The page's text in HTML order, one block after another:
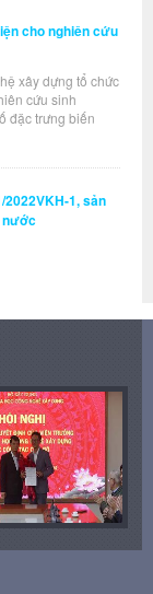
cho nghiên cứu
xây dựng tổ chức
cứu sinh
đặc trưng biến
1, sản
nước